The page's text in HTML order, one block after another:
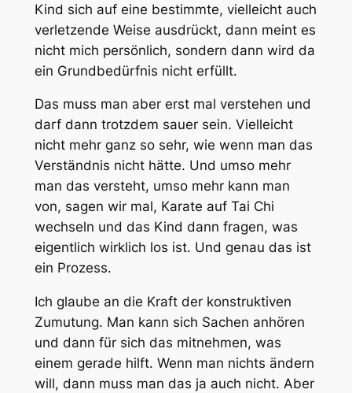
Kind sich auf eine bestimmte, vielleicht auch
verletzende Weise ausdrückt, dann meint es
nicht mich persönlich, sondern dann wird da
ein Grundbedürfnis nicht erfüllt.
Das muss man aber erst mal verstehen und
darf dann trotzdem sauer sein. Vielleicht
nicht mehr ganz so sehr, wie wenn man das
Verständnis nicht hätte. Und umso mehr
man das versteht, umso mehr kann man
von, sagen wir mal, Karate auf Tai Chi
wechseln und das Kind dann fragen, was
eigentlich wirklich los ist. Und genau das ist
ein Prozess.
Ich glaube an die Kraft der konstruktiven
Zumutung. Man kann sich Sachen anhören
und dann für sich das mitnehmen, was
einem gerade hilft. Wenn man nichts ändern
will, dann muss man das ja auch nicht. Aber